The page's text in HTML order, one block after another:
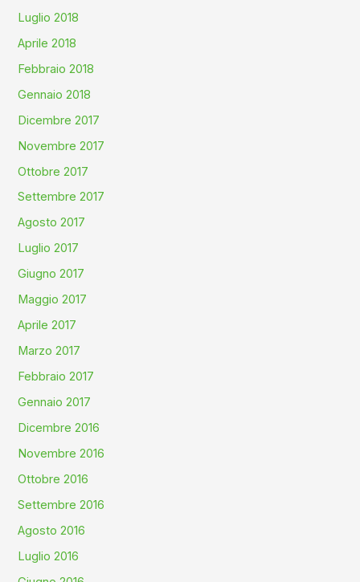
Luglio 2018
Aprile 2018
Febbraio 2018
Gennaio 2018
Dicembre 2017
Novembre 2017
Ottobre 2017
Settembre 2017
Agosto 2017
Luglio 2017
Giugno 2017
Maggio 2017
Aprile 2017
Marzo 2017
Febbraio 2017
Gennaio 2017
Dicembre 2016
Novembre 2016
Ottobre 2016
Settembre 2016
Agosto 2016
Luglio 2016